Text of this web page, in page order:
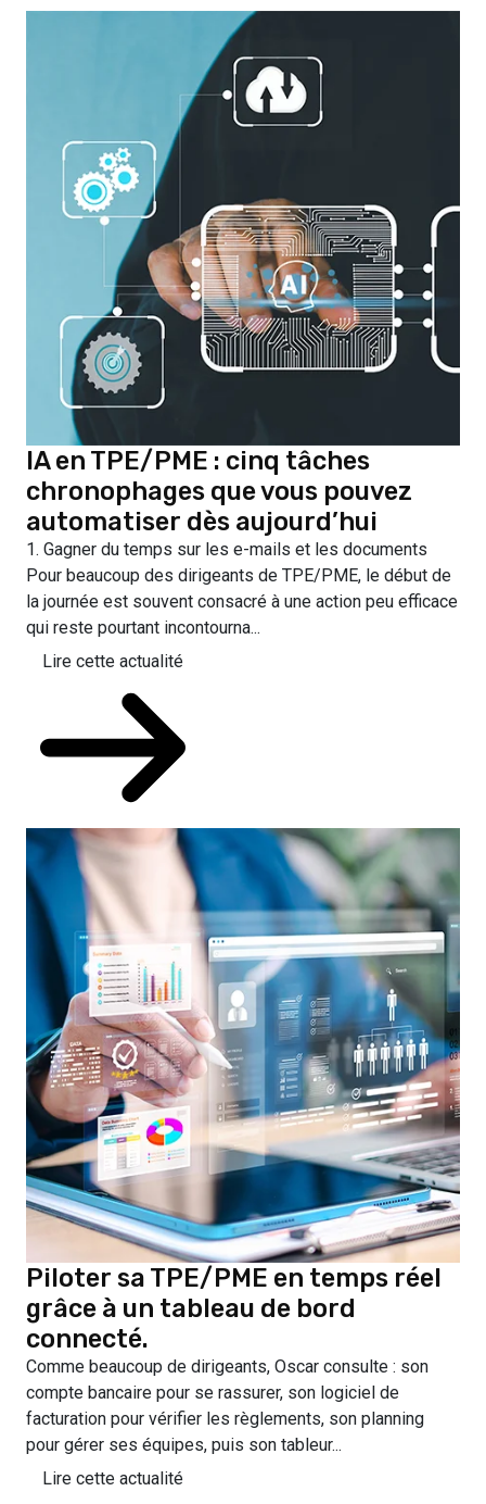
IA en TPE/PME : cinq tâches
chronophages que vous pouvez
automatiser dès aujourd’hui
1. Gagner du temps sur les e-mails et les documents
Pour beaucoup des dirigeants de TPE/PME, le début de
la journée est souvent consacré à une action peu efficace
qui reste pourtant incontourna...
Lire cette actualité
Piloter sa TPE/PME en temps réel
grâce à un tableau de bord
connecté.
Comme beaucoup de dirigeants, Oscar consulte : son
compte bancaire pour se rassurer, son logiciel de
facturation pour vérifier les règlements, son planning
pour gérer ses équipes, puis son tableur...
Lire cette actualité